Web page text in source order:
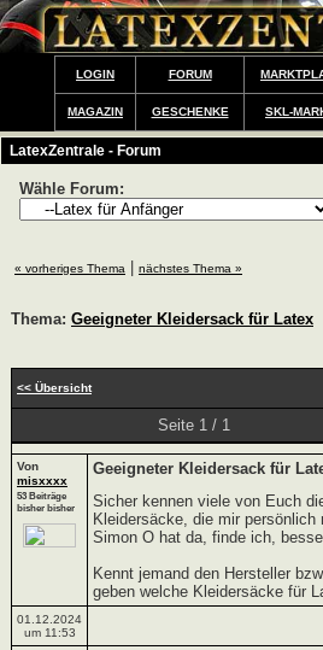
LOGIN FORUM
MAGAZIN GESCHENKE SKL-
LatexZentrale - Forum
Wähle Forum:
« vorheriges Thema nächstes Thema »
Thema: Geeigneter Kleidersack für Latex
<< Übersicht
Seite 1 / 1
Von
misxxxx
53 Beiträge
bisher bisher
Geeigneter Kleidersack für
Sicher kennen viele von Euch
Kleidersäcke, die mir
Simon O hat da, finde ich,
Kennt jemand den Hersteller
geben welche Kleidersäcke für
01.12.2024
um 11:53